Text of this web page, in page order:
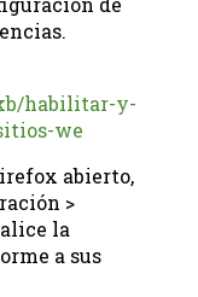
habilitar-y-
we
abierto,
>
la
a sus